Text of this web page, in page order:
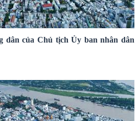
dân của Chủ tịch Ủy ban nhân dân